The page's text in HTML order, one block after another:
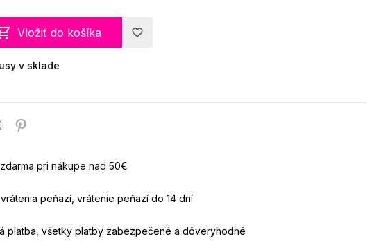
Vložiť do košíka favorite_border
v sklade
pri nákupe nad 50€
peňazí, vrátenie peňazí do 14 dní
platba, všetky platby zabezpečené a dôveryhodné